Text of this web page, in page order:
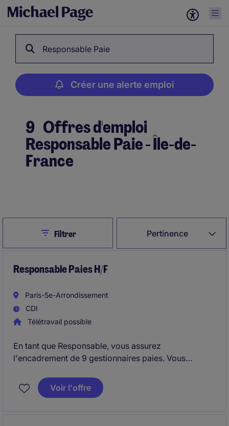
Responsable Paie
Créer une alerte emploi
9 Offres d'emploi
Responsable Paie - Île-de-
France
Pertinence
CloseFiltrer
Responsable Paies H/F
Paris-5e-Arrondissement
CDI
Télétravail possible
En tant que Responsable, vous assurez
l'encadrement de 9 gestionnaires paies. Vous
des déclarations sociales et fiscales de
l'établissement, ainsi que leurs paiements dans les
Voir l'offre